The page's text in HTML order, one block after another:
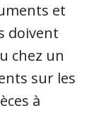
et
doivent
chez un
sur les
à